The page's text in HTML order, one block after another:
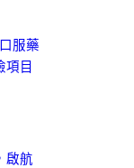
服藥
項目
啟航